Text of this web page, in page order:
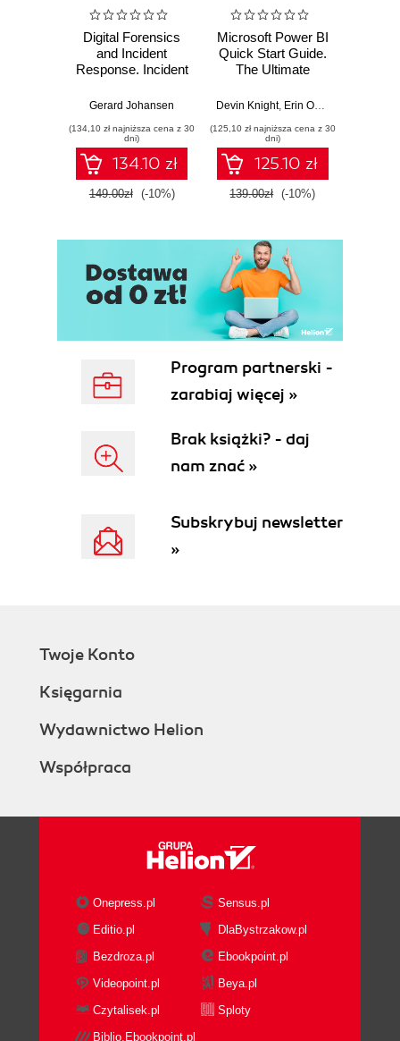
Digital Forensics
and Incident
Response. Incident
and techniques for
threat response -
Fourth Edition
Gerard Johansen
(134,10 zł najniższa cena z 30
dni)
134.10 zł
149.00zł (-10%)
Microsoft Power BI
Quick Start Guide.
The Ultimate
to Power BI, Data
Tools, and
Microsoft Fabric -
Fourth Edition
Devin Knight, Erin Ostrowsky
(125,10 zł najniższa cena z 30
dni)
125.10 zł
139.00zł (-10%)
Program partnerski -
zarabiaj więcej »
Brak książki? - daj
nam znać »
Subskrybuj newsletter
»
Twoje Konto
Księgarnia
Wydawnictwo Helion
Współpraca
Onepress.pl
Sensus.pl
Editio.pl
DlaBystrzakow.pl
Bezdroza.pl
Ebookpoint.pl
Videopoint.pl
Beya.pl
Czytalisek.pl
Sploty
Biblio.Ebookpoint.pl